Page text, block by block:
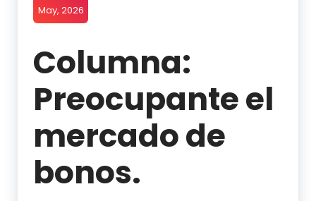
May, 2026
Columna:
Preocupante el
mercado de
bonos.